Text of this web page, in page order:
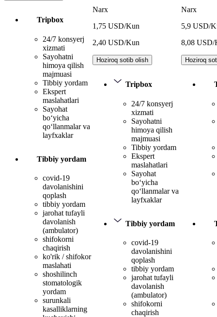
Tripbox
24/7 konsyerj
xizmati
Sayohatni
himoya qilish
majmuasi
Tibbiy yordam
Ekspert
maslahatlari
Sayohat
bo‘yicha
qo‘llanmalar va
layfxaklar
Tibbiy yordam
covid-19
davolanishini
qoplash
tibbiy yordam
jarohat tufayli
davolanish
(ambulator)
shifokorni
chaqirish
ko'rik / shifokor
maslahati
shoshilinch
stomatologik
yordam
surunkali
kasalliklarning
Narx
1,75 USD/Kun
2,40 USD/Kun
Hoziroq sotib olish
Tripbox
24/7 konsyerj
xizmati
Sayohatni
himoya qilish
majmuasi
Tibbiy yordam
Ekspert
maslahatlari
Sayohat
bo‘yicha
qo‘llanmalar va
layfxaklar
Tibbiy yordam
covid-19
davolanishini
qoplash
tibbiy yordam
jarohat tufayli
davolanish
(ambulator)
shifokorni
chaqirish
Narx
5,9 USD/
8,08 USD/
Hoziroq